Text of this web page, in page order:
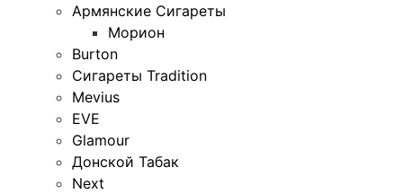
Армянские Сигареты
Морион
Burton
Сигареты Tradition
Mevius
EVE
Glamour
Донской Табак
Next